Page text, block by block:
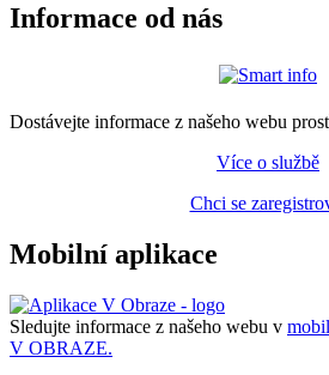
Informace od nás
Dostávejte informace z našeho webu
Více o službě
Chci se
Mobilní aplikace
Sledujte informace z našeho webu v
V OBRAZE.